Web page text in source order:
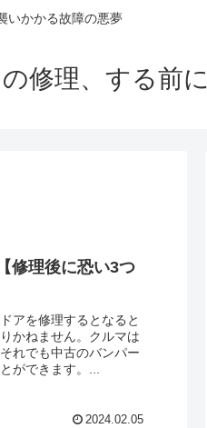
いかかる故障の悪夢
修理、する前に
修理後に恐い3つ
アを修理するとなると
かねません。クルマは
れでも中古のバンパー
ができます。...
2024.02.05